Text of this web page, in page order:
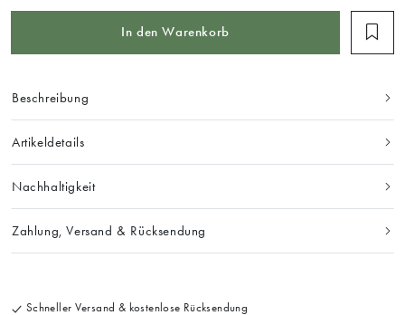
In den Warenkorb
Beschreibung
Artikeldetails
Nachhaltigkeit
Zahlung, Versand & Rücksendung
Schneller Versand & kostenlose Rücksendung